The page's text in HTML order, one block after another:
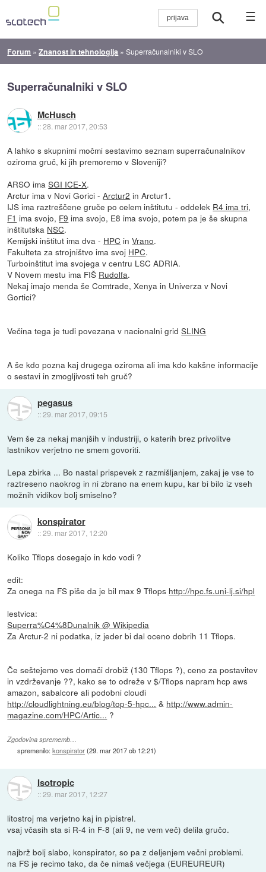
☰
Forum »Znanost in tehnologija »Superračunalniki v SLO
Superračunalniki v SLO
McHusch
::28. mar 2017, 20:53
A lahko s skupnimi močmi sestavimo seznam superračunalnikov
oziroma gruč, ki jih premoremo v Sloveniji?
ARSO imaSGI ICE-X.
Arctur ima v Novi Gorici -Arctur2 in Arctur1.
IJS ima raztreščene gruče po celem inštitutu - oddelek R4 ima tri,
F1 ima svojo, F9 ima svojo, E8 ima svojo, potem pa je še skupna
inštitutska NSC.
Kemijski inštitut ima dva - HPC inVrano.
Fakulteta za strojništvo ima svoj HPC.
Turboinštitut ima svojega v centru LSC ADRIA.
V Novem mestu ima FIŠ Rudolfa.
Nekaj imajo menda še Comtrade, Xenya in Univerza v Novi
Gortici?
Večina tega je tudi povezana v nacionalni gridSLING
A še kdo pozna kaj drugega oziroma ali ima kdo kakšne informacije
o sestavi in zmogljivosti teh gruč?
pegasus
::29. mar 2017, 09:15
Vem še za nekaj manjših v industriji, o katerih brez privolitve
lastnikov verjetno ne smem govoriti.
Lepa zbirka ... Bo nastal prispevek z razmišljanjem, zakaj je vse to
raztreseno naokrog in ni zbrano na enem kupu, kar bi bilo iz vseh
možnih vidikov bolj smiselno?
konspirator
::29. mar 2017, 12:20
Koliko Tflops dosegajo in kdo vodi ?
edit:
Za onega na FS piše da je bil max 9 Tflops http://hpc.fs.uni-lj.si/hpl
lestvica:
Superra%C4%8Dunalnik @ Wikipedia
Za Arctur-2 ni podatka, iz jeder bi dal oceno dobrih 11 Tflops.
Če seštejemo ves domači drobiž (130 Tflops ?), ceno za postavitev
in vzdrževanje ??, kako se to odreže v $/Tflops napram hcp aws
amazon, sabalcore ali podobni cloudi
http://cloudlightning.eu/blog/top-5-hpc... & http://www.admin-
magazine.com/HPC/Artic... ?
Zgodovina sprememb…
spremenilo:konspirator(29. mar 2017 ob 12:21)
Isotropic
::29. mar 2017, 12:27
litostroj ma verjetno kaj in pipistrel.
vsaj včasih sta si R-4 in F-8 (ali 9, ne vem več) delila gručo.
najbrž bolj slabo, konspirator, so pa z deljenjem večni problemi.
na FS je recimo tako, da če nimaš večjega (EUREUREUR)